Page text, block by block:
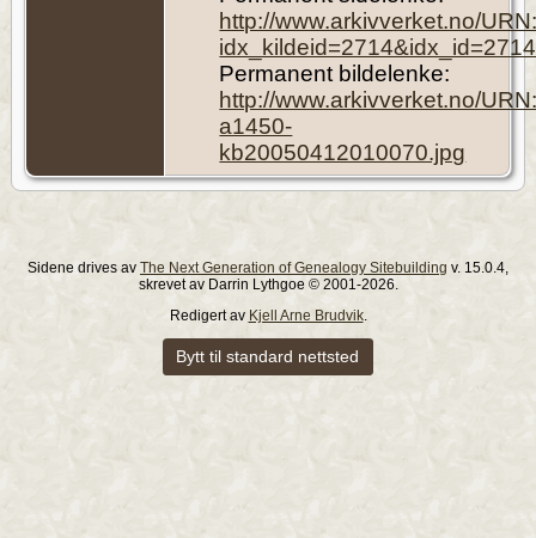
http://www.arkivverket.no/
Permanent bildelenke:
http://www.arkivverket.no/
a1450-
kb20050412010070.jpg
Sidene drives av The Next Generation of Genealogy Sitebuilding v. 15.0.4,
skrevet av Darrin Lythgoe © 2001-2026.
Redigert av Kjell Arne Brudvik.
Bytt til standard nettsted